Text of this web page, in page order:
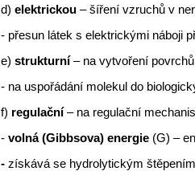
d) elektrickou – šíření vzruchů v
- přesun látek s elektrickými náboji
e) strukturní– na vytvoření
- na uspořádání molekul do
f) regulační– na regulační
- volná (Gibbsova) energie (G) –
- získává se hydrolytickým